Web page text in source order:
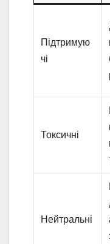
Підтримую
чі
Токсичні
Нейтральні